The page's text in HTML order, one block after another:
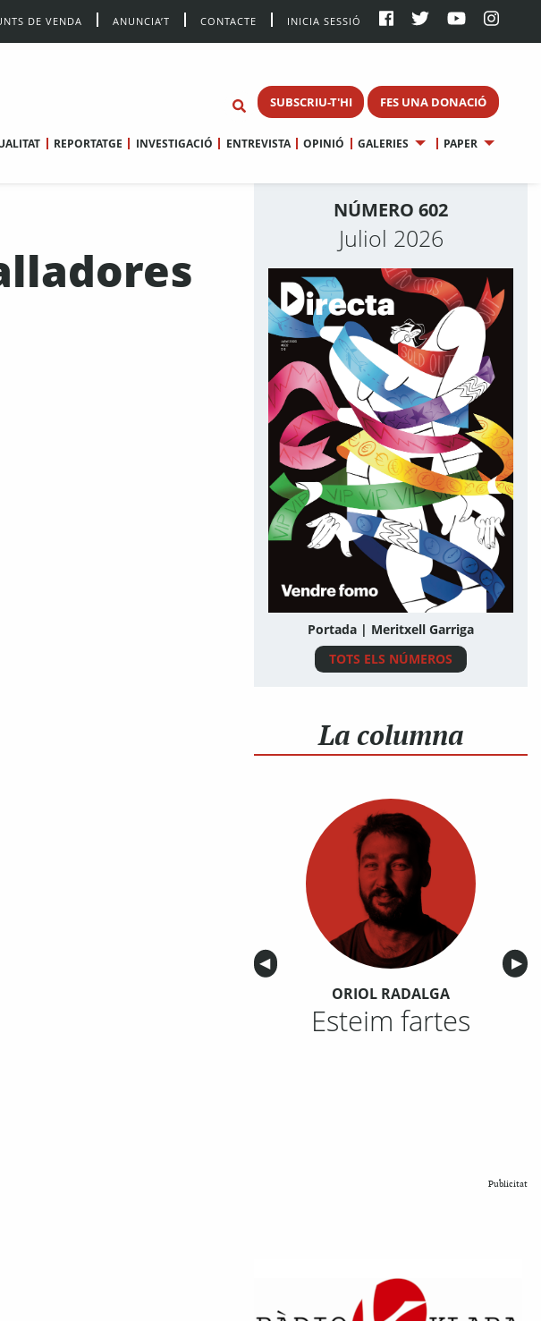
DE VENDA ANUNCIA’T CONTACTE INICIA SESSIÓ
SUBSCRIU-T'HI FES UNA DONACIÓ
REPORTATGE INVESTIGACIÓ ENTREVISTA OPINIÓ GALERIES PAPER
NÚMERO 602
Juliol 2026
Portada | Meritxell Garriga
TOTS ELS NÚMEROS
La columna
Anterior
◀︎ ▶︎
ORIOL RADALGA
Esteim fartes
Publicitat